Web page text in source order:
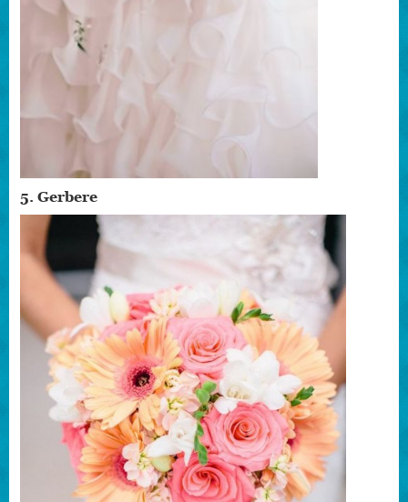
5. Gerbere